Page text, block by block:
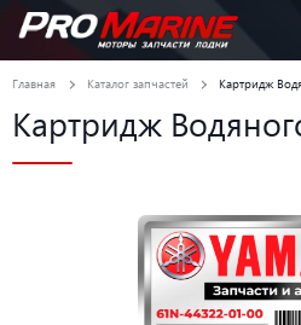
Главная Каталог запчастей Картридж
Картридж